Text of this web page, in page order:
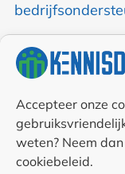
Accepteer onze
weten? Neem
cookiebeleid.